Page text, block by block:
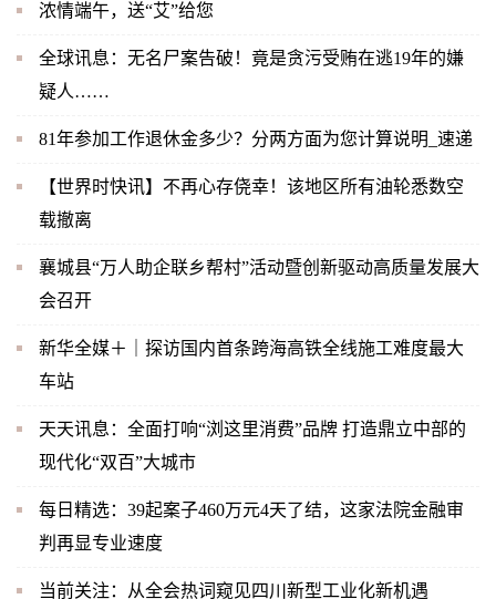
浓情端午，送“艾”给您
全球讯息：无名尸案告破！竟是贪污受贿在逃19年的嫌
疑人……
81年参加工作退休金多少？分两方面为您计算说明_速递
【世界时快讯】不再心存侥幸！该地区所有油轮悉数空
载撤离
襄城县“万人助企联乡帮村”活动暨创新驱动高质量发展大
会召开
新华全媒＋｜探访国内首条跨海高铁全线施工难度最大
车站
天天讯息：全面打响“浏这里消费”品牌 打造鼎立中部的
现代化“双百”大城市
每日精选：39起案子460万元4天了结，这家法院金融审
判再显专业速度
当前关注：从全会热词窥见四川新型工业化新机遇